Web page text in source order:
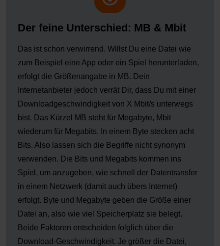
Der feine Unterschied: MB & Mbit
Das ist schon verwirrend. Willst Du eine Datei wie
zum Beispiel eine App oder ein Spiel herunterladen,
erfolgt die Größenangabe in MB. Dein
Internetanbieter jedoch verrät Dir, dass Du mit einer
Downloadgeschwindigkeit von X Mbit/s unterwegs
bist. Das Kürzel MB steht für Megabyte, Mbit
wiederum für Megabits. In einem Byte stecken acht
Bits. Also lassen sich die Begriffe nicht synonym
verwenden. Die Bits und Megabits kommen ins
Spiel, um anzugeben, wie schnell der Datentransfer
in einem Netzwerk (damit auch übers Internet)
erfolgt. Byte und Megabyte geben die Größe einer
Datei an, also wie viel Speicherplatz sie belegt.
Beide Faktoren entscheiden folglich über die
Download-Geschwindigkeit. Je größer die Datei,